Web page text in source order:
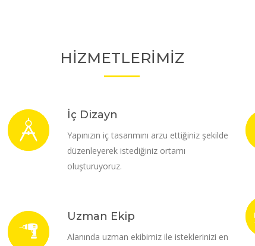
HİZMETLERİMİZ
İç Dizayn
Yapınızın iç tasarımını arzu ettiğiniz şekilde
düzenleyerek istediğiniz ortamı
oluşturuyoruz.
Uzman Ekip
Alanında uzman ekibimiz ile isteklerinizi en